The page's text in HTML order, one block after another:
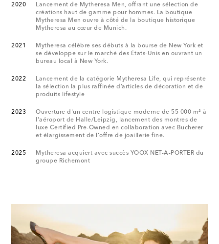
2020
Lancement de Mytheresa Men, offrant une sélection de
créations haut de gamme pour hommes. La boutique
Mytheresa Men ouvre à côté de la boutique historique
Mytheresa au cœur de Munich.
2021
Mytheresa célèbre ses débuts à la bourse de New York et
se développe sur le marché des États-Unis en ouvrant un
bureau local à New York.
2022
Lancement de la catégorie Mytheresa Life, qui représente
la sélection la plus raffinée d’articles de décoration et de
produits lifestyle
2023
Ouverture d'un centre logistique moderne de 55 000 m² à
l'aéroport de Halle/Leipzig, lancement des montres de
luxe Certified Pre-Owned en collaboration avec Bucherer
et élargissement de l'offre de joaillerie fine.
2025
Mytheresa acquiert avec succès YOOX NET-A-PORTER du
groupe Richemont